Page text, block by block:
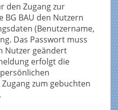
den Zugang zur
BAU den Nutzern
(Benutzername,
Das Passwort muss
Nutzer geändert
erfolgt die
zum gebuchten